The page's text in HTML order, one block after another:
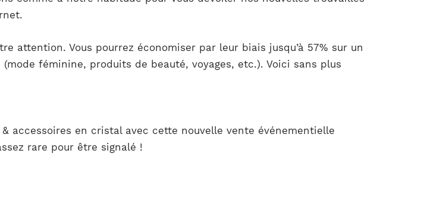
attention. Vous pourrez économiser par leur biais jusqu’à 57% sur un
féminine, produits de beauté, voyages, etc.). Voici sans plus
accessoires en cristal avec cette nouvelle vente événementielle
rare pour être signalé !